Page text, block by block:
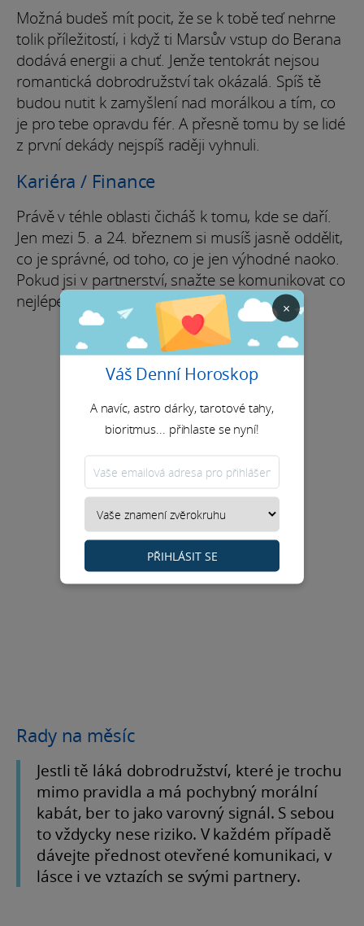
Možná budeš mít pocit, že se k tobě teď nehrne
tolik příležitostí, i když ti Marsův vstup do Berana
dodává energii a chuť. Jenže tentokrát nejsou
romantická dobrodružství tak okázalá. Spíš tě
budou nutit k zamyšlení nad morálkou a tím, co
je pro tebe opravdu fér. A přesně tomu by se lidé
z první dekády nejspíš raději vyhnuli.
Kariéra / Finance
Právě v téhle oblasti čicháš k tomu, kde se daří.
Jen mezi 5. a 24. březnem si musíš jasně oddělit,
co je správné, od toho, co je jen výhodné naoko.
Pokud jsi v partnerství, snažte se komunikovat co
nejlépe.
Rady na měsíc
Jestli tě láká dobrodružství, které je trochu
mimo pravidla a má pochybný morální
kabát, ber to jako varovný signál. S sebou
to vždycky nese riziko. V každém případě
dávejte přednost otevřené komunikaci, v
lásce i ve vztazích se svými partnery.
×
Váš Denní Horoskop
A navíc, astro dárky, tarotové tahy,
bioritmus... přihlaste se nyní!
PŘIHLÁSIT SE